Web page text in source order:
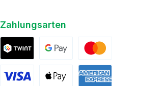
Zahlungsarten
Google PayMastercard